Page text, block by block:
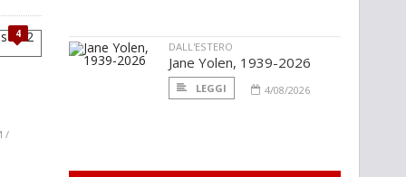
4
/
DALL'ESTERO
Jane Yolen, 1939-2026
LEGGI 4/08/2026